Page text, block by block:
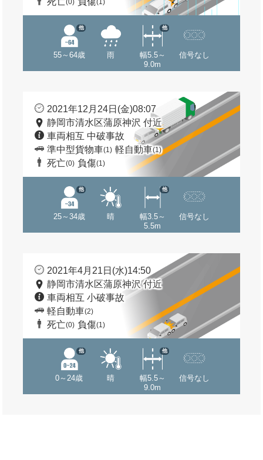
(0) (1)
55～64歳
他
雨
幅5.5～
9.0m
他
信号なし
2021年12月24日(金)08:07
静岡市清水区蒲原神沢 付近
車両相互 中破事故
準中型貨物車(1) 軽自動車(1)
死亡(0) 負傷(1)
25～34歳
他
晴
幅3.5～
5.5m
他
信号なし
2021年4月21日(水)14:50
静岡市清水区蒲原神沢 付近
車両相互 小破事故
軽自動車(2)
死亡(0) 負傷(1)
0～24歳
他
晴
幅5.5～
9.0m
他
信号なし